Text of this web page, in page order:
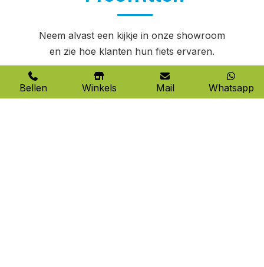
Neem alvast een kijkje in onze showroom
en zie hoe klanten hun fiets ervaren.
Bellen Winkels Mail Whatsapp